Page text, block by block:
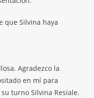
que Silvina haya
Agradezco la
en mí para
turno Silvina Resiale.